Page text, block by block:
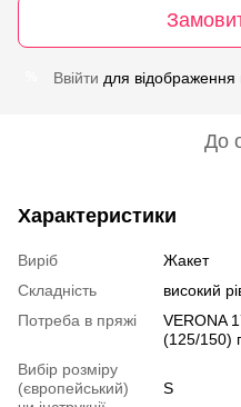
Ввійти для відображення
До
Характеристики
Виріб
Жакет
Складність
високий
Потреба в пряжі
VERONA
(125/150) г
Вибір розміру
(європейський)
S